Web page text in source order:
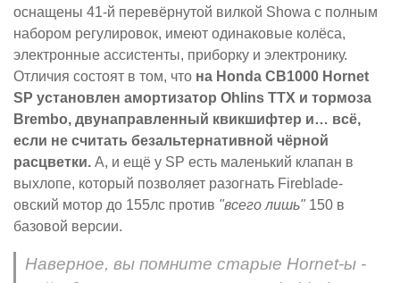
оснащены 41-й перевёрнутой вилкой Showa с полным
набором регулировок, имеют одинаковые колёса,
электронные ассистенты, приборку и электронику.
Отличия состоят в том, что на Honda CB1000 Hornet
SP установлен амортизатор Ohlins TTX и тормоза
Brembo, двунаправленный квикшифтер и… всё,
если не считать безальтернативной чёрной
расцветки. А, и ещё у SP есть маленький клапан в
выхлопе, который позволяет разогнать Fireblade-
овский мотор до 155лс против "всего лишь" 150 в
базовой версии.
Наверное, вы помните старые Hornet-ы -